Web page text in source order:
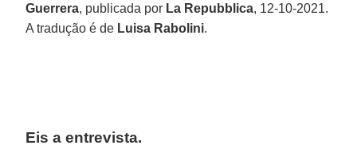
Guerrera, publicada por La Repubblica, 12-10-2021.
A tradução é de Luisa Rabolini.
Eis a entrevista.